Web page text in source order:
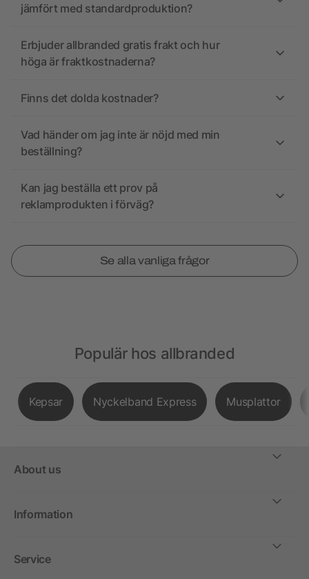
jämfört med standardproduktion?
Erbjuder allbranded gratis frakt och hur
höga är fraktkostnaderna?
Finns det dolda kostnader?
Vad händer om jag inte är nöjd med min
beställning?
Kan jag beställa ett prov på
reklamprodukten i förväg?
Se alla vanliga frågor
Populär hos allbranded
Kepsar Nyckelband Express Musplattor
About us
Information
Service